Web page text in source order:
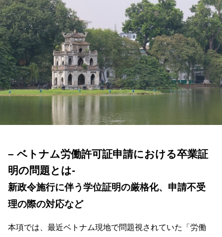
– ベトナム労働許可証申請における卒業証
明の問題とは-
新政令施行に伴う学位証明の厳格化、申請不受
理の際の対応など
本項では、最近ベトナム現地で問題視されていた「労働